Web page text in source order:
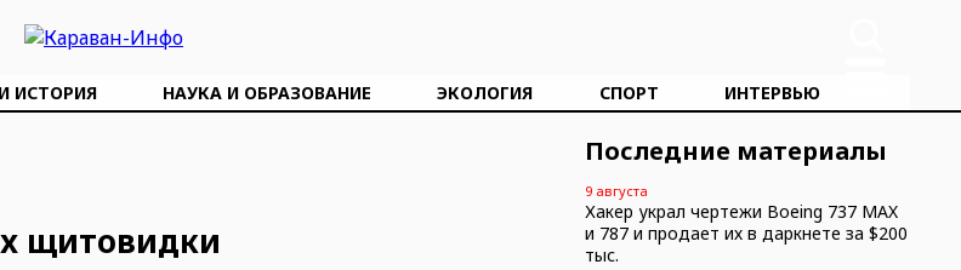
ИСТОРИЯ НАУКА И ОБРАЗОВАНИЕ ЭКОЛОГИЯ СПОРТ ИНТЕРВЬЮ
щитовидки
Последние материалы
9 августа
Хакер украл чертежи Boeing 737 MAX
и 787 и продает их в даркнете за $200
тыс.